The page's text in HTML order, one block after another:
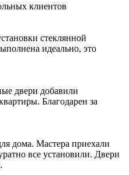
клиентов
стеклянной
идеально, это
двери добавили
Благодарен за
дома. Мастера приехали
все установили. Двери